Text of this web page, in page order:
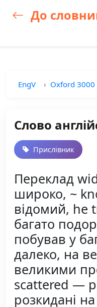
До
EngV Oxford 3000
Слово
Прислівник
Переклад
широко, ~
відомий, he
багато
побував у
далеко, на
великими
scattered —
розкидані